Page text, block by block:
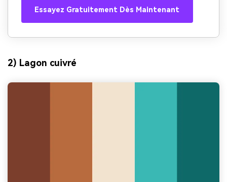
Essayez Gratuitement Dès Maintenant
2) Lagon cuivré